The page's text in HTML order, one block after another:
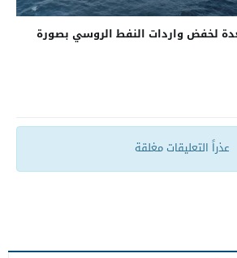
لخفض واردات النفط الروسي بصورة
عذراً التعليقات مغلقة